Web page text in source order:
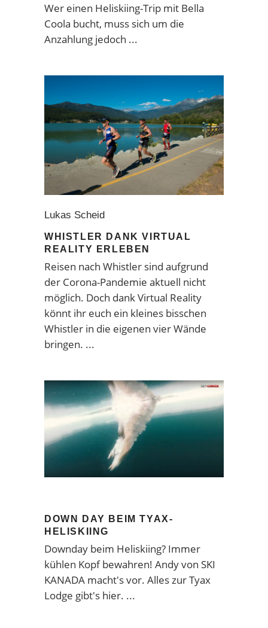
Wer einen Heliskiing-Trip mit Bella
Coola bucht, muss sich um die
Anzahlung jedoch
Lukas Scheid
WHISTLER DANK VIRTUAL
REALITY ERLEBEN
Reisen nach Whistler sind aufgrund
der Corona-Pandemie aktuell nicht
möglich. Doch dank Virtual Reality
könnt ihr euch ein kleines bisschen
Whistler in die eigenen vier Wände
bringen.
DOWN DAY BEIM TYAX-
HELISKIING
Downday beim Heliskiing? Immer
kühlen Kopf bewahren! Andy von SKI
KANADA macht's vor. Alles zur Tyax
Lodge gibt's hier.